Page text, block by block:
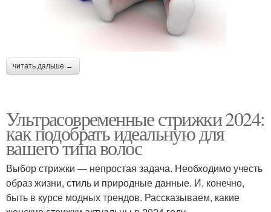
читать дальше →
Ультрасовременные стрижки 2024:
как подобрать идеальную для
вашего типа волос
Выбор стрижки — непростая задача. Необходимо учесть
образ жизни, стиль и природные данные. И, конечно,
быть в курсе модных трендов. Рассказываем, какие